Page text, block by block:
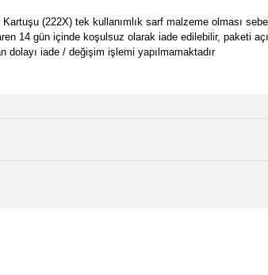
(222X) tek kullanımlık sarf malzeme olması
14 gün içinde koşulsuz olarak iade edilebilir, paketi
dolayı iade / değişim işlemi yapılmamaktadır